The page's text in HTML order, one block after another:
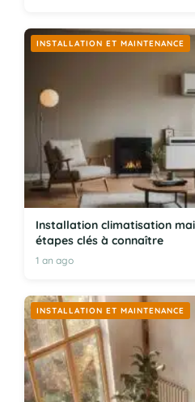
INSTALLATION ET MAINTENANCE
Installation climatisation
étapes clés à connaître
1 an ago
INSTALLATION ET MAINTENANCE